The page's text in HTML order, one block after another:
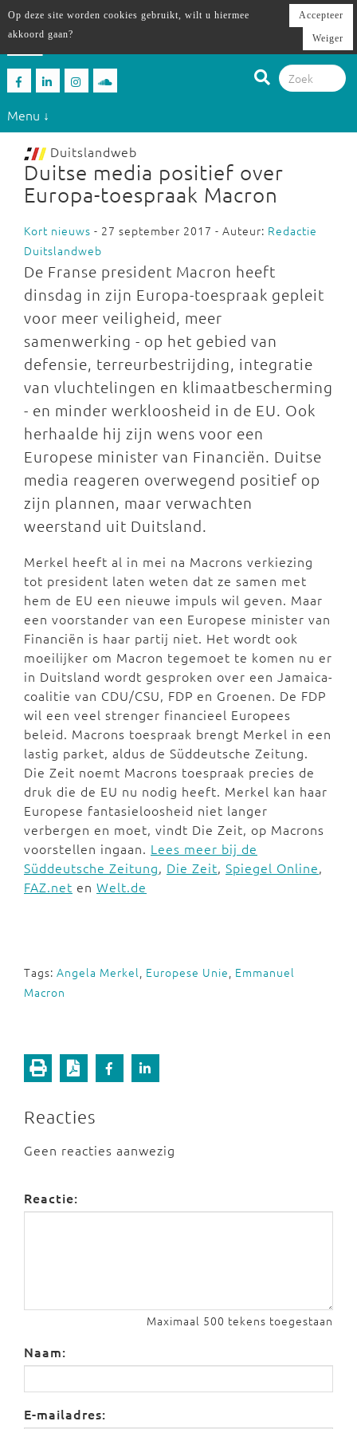
Menu ↓
Duitslandweb
Duitse media positief over
Europa-toespraak Macron
Kort nieuws - 27 september 2017 - Auteur: Redactie
Duitslandweb
De Franse president Macron heeft
dinsdag in zijn Europa-toespraak gepleit
voor meer veiligheid, meer
samenwerking - op het gebied van
defensie, terreurbestrijding, integratie
van vluchtelingen en klimaatbescherming
- en minder werkloosheid in de EU. Ook
herhaalde hij zijn wens voor een
Europese minister van Financiën. Duitse
media reageren overwegend positief op
zijn plannen, maar verwachten
weerstand uit Duitsland.
Merkel heeft al in mei na Macrons verkiezing
tot president laten weten dat ze samen met
hem de EU een nieuwe impuls wil geven. Maar
een voorstander van een Europese minister van
Financiën is haar partij niet. Het wordt ook
moeilijker om Macron tegemoet te komen nu er
in Duitsland wordt gesproken over een Jamaica-
coalitie van CDU/CSU, FDP en Groenen. De FDP
wil een veel strenger financieel Europees
beleid. Macrons toespraak brengt Merkel in een
lastig parket, aldus de Süddeutsche Zeitung.
Die Zeit noemt Macrons toespraak precies de
druk die de EU nu nodig heeft. Merkel kan haar
Europese fantasieloosheid niet langer
verbergen en moet, vindt Die Zeit, op Macrons
voorstellen ingaan. Lees meer bij de
Süddeutsche Zeitung, Die Zeit, Spiegel Online,
FAZ.net en Welt.de
Tags: Angela Merkel, Europese Unie, Emmanuel
Macron
Reacties
Geen reacties aanwezig
Reactie:
Maximaal 500 tekens toegestaan
Naam:
E-mailadres:
Op deze site worden cookies gebruikt, wilt u hiermee
akkoord gaan?
Accepteer
Weiger